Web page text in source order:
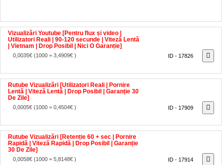
Vizualizări Youtube [Pentru flux și video |
Utilizatori Reali | 90-120 secunde | Viteză Lentă
| Vietnam | Drop Posibil | Nici O Garanție]
0,0035€ (1000 = 3,4909€ )
Rutube Vizualizări [Utilizatori Reali | Pornire
Lentă | Viteză Lentă | Drop Posibil | Garanție 30
De Zile]
0,0005€
Rutube Vizualizări [Retenție 60 + sec | Pornire
Rapidă | Viteză Rapidă | Drop Posibil | Garanție
30 De Zile]
0,0058€(1000 = 5,8148€ )